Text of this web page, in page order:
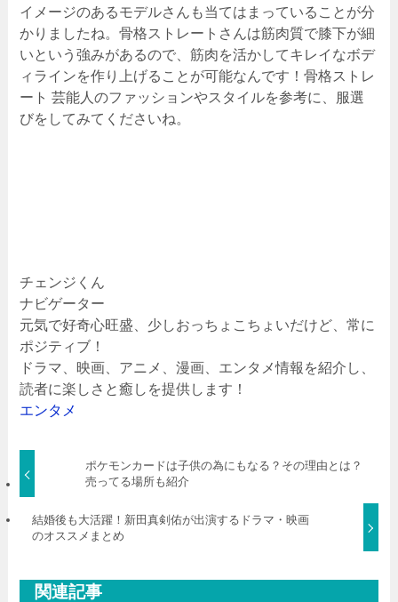
イメージのあるモデルさんも当てはまっていることが分
かりましたね。骨格ストレートさんは筋肉質で膝下が細
いという強みがあるので、筋肉を活かしてキレイなボデ
ィラインを作り上げることが可能なんです！骨格ストレ
ート 芸能人のファッションやスタイルを参考に、服選
びをしてみてくださいね。
チェンジくん
ナビゲーター
元気で好奇心旺盛、少しおっちょこちょいだけど、常に
ポジティブ！
ドラマ、映画、アニメ、漫画、エンタメ情報を紹介し、
読者に楽しさと癒しを提供します！
エンタメ
ポケモンカードは子供の為にもなる？その理由とは？
売ってる場所も紹介
結婚後も大活躍！新田真剣佑が出演するドラマ・映画
のオススメまとめ
関連記事